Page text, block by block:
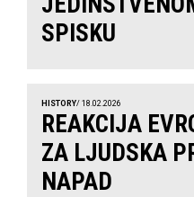
SPISKU
HISTORY/ 18.02.2026
REAKCIJA
ZA LJUDSKA
NAPAD